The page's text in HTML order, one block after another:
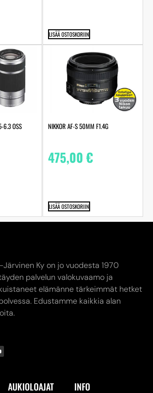
LISÄÄ OSTOSKORIIN
6.3 OSS NIKKOR AF-S 50MM F1.4G
475,00€
LISÄÄ OSTOSKORIIN
Ky on jo vuodesta 1970
palvelun valokuvaamo ja
elämänne tärkeimmät hetket
Edustamme kaikkia alan
AUKIOLOAJAT INFO